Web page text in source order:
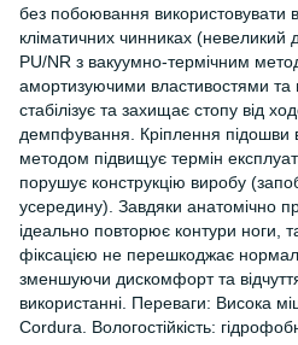
без побоювання використовувати
кліматичних чинниках
PU/NR з вакуумно-термічним
амортизуючими властивостями та
стабілізує та захищає стопу від
демпфування. Кріплення підошви
методом підвищує термін
порушує конструкцію виробу
усередину). Завдяки анатомічно
ідеально повторює контури ноги,
фіксацією не перешкоджає
зменшуючи дискомфорт та
використанні. Переваги: Висока
Cordura. Вологостійкість: